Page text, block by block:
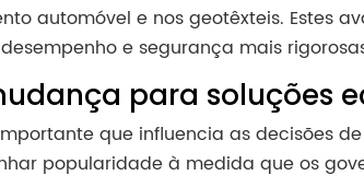
automóvel e nos geotêxteis.
e segurança mais
para soluções
que influencia as decisões
popularidade à medida que os